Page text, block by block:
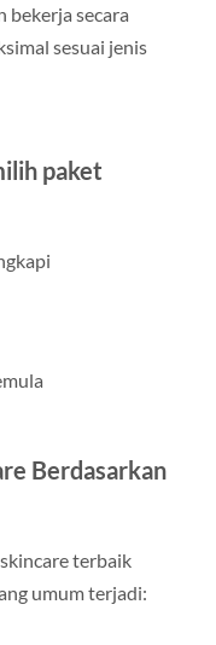
bekerja secara
sesuai jenis
paket
Berdasarkan
terbaik
umum terjadi: